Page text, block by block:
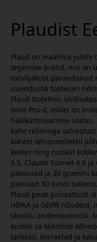
Plaudist
Plaud on maailma juhtiv
tegemise bränd, mis on
tööviljakust parandanud
uuenduslik tootesari
Plaud NotePini,
Note Pro-d, millel on
häälkättesaamise
kahe režiimiga
kohest tehisintellektil
keeles ning nutikat
5.5, Claude Sonnet 4.6
paksused ja 30 grammi
pakuvad 30 tundi
Plaud peab privaatsust
HIPAA ja GDPR
täieliku andmekontrolli.
kuidas sa klientide
talletad, korrastad ja